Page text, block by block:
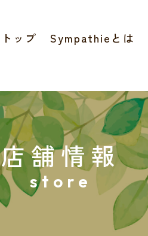
トップ Sympathieとは
店舗情報
store